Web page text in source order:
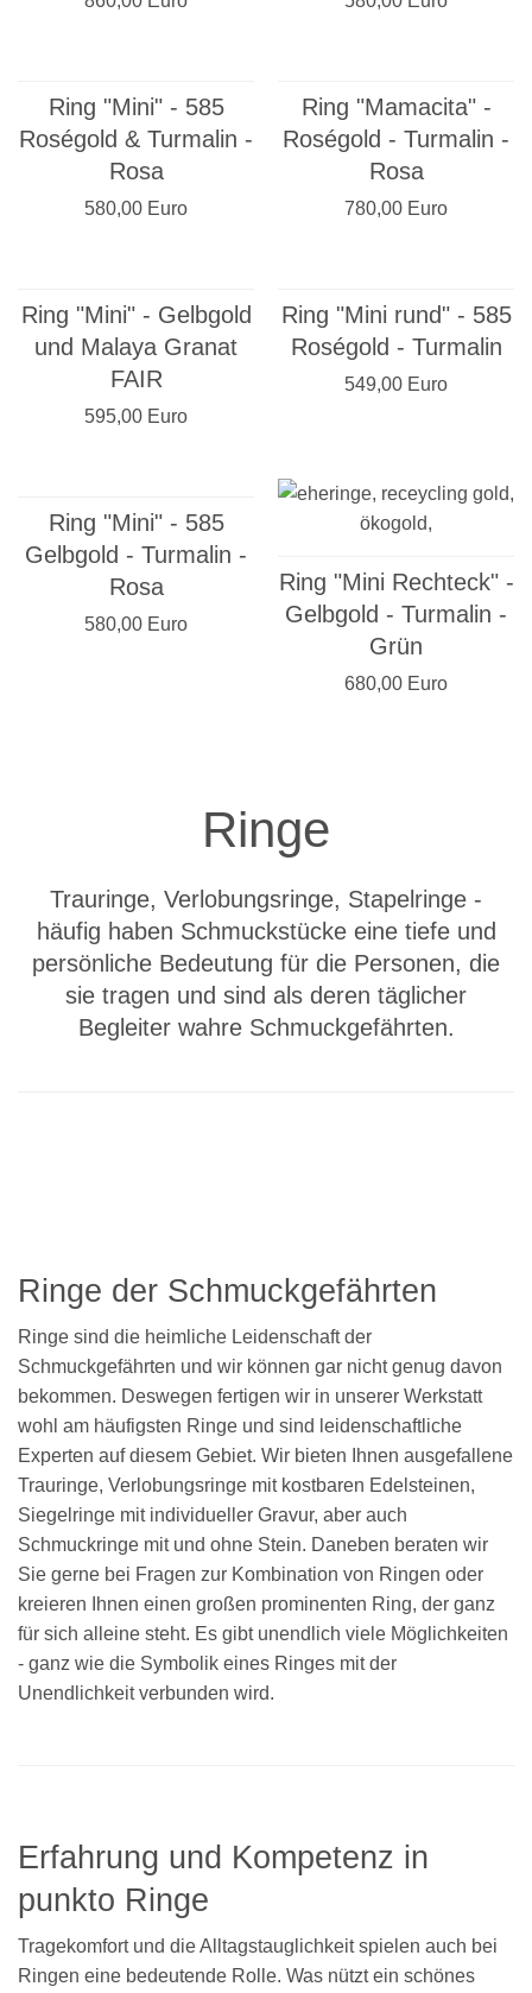
Ring "Mini" - 585
Roségold & Turmalin -
Rosa
580,00 Euro
Ring "Mamacita" -
Roségold - Turmalin -
Rosa
780,00 Euro
Ring "Mini" - Gelbgold
und Malaya Granat
FAIR
595,00 Euro
Ring "Mini rund" - 585
Roségold - Turmalin
549,00 Euro
Ring "Mini" - 585
Gelbgold - Turmalin -
Rosa
580,00 Euro
Ring "Mini Rechteck" -
Gelbgold - Turmalin -
Grün
680,00 Euro
Ringe
Trauringe, Verlobungsringe, Stapelringe -
häufig haben Schmuckstücke eine tiefe und
persönliche Bedeutung für die Personen, die
sie tragen und sind als deren täglicher
Begleiter wahre Schmuckgefährten.
Ringe der Schmuckgefährten
Ringe sind die heimliche Leidenschaft der
Schmuckgefährten und wir können gar nicht genug davon
bekommen. Deswegen fertigen wir in unserer Werkstatt
wohl am häufigsten Ringe und sind leidenschaftliche
Experten auf diesem Gebiet. Wir bieten Ihnen ausgefallene
Trauringe, Verlobungsringe mit kostbaren Edelsteinen,
Siegelringe mit individueller Gravur, aber auch
Schmuckringe mit und ohne Stein. Daneben beraten wir
Sie gerne bei Fragen zur Kombination von Ringen oder
kreieren Ihnen einen großen prominenten Ring, der ganz
für sich alleine steht. Es gibt unendlich viele Möglichkeiten
- ganz wie die Symbolik eines Ringes mit der
Unendlichkeit verbunden wird.
Erfahrung und Kompetenz in
punkto Ringe
Tragekomfort und die Alltagstauglichkeit spielen auch bei
Ringen eine bedeutende Rolle. Was nützt ein schönes